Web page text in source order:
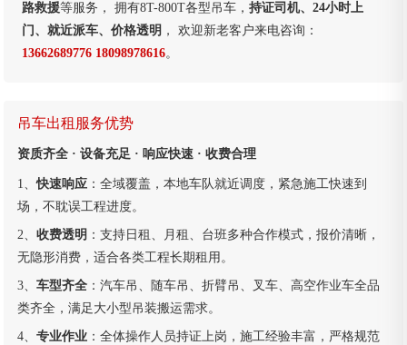
路救援等服务， 拥有8T-800T各型吊车，持证司机、24小时上
门、就近派车、价格透明 ， 欢迎新老客户来电咨询：
13662689776 18098978616。
吊车出租服务优势
资质齐全 · 设备充足 · 响应快速 · 收费合理
1、快速响应 ：全域覆盖，本地车队就近调度，紧急施工快速到
场，不耽误工程进度。
2、收费透明 ：支持日租、月租、台班多种合作模式，报价清晰，
无隐形消费，适合各类工程长期租用。
3、车型齐全 ：汽车吊、随车吊、折臂吊、叉车、高空作业车全品
类齐全，满足大小型吊装搬运需求。
4、专业作业 ：全体操作人员持证上岗，施工经验丰富，严格规范